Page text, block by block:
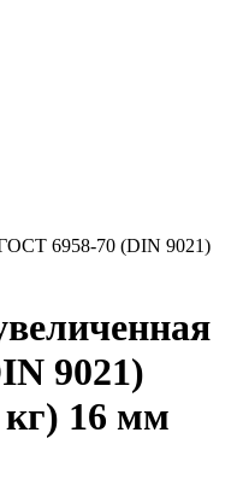
6958-70 (DIN 9021)
9021)
16 мм